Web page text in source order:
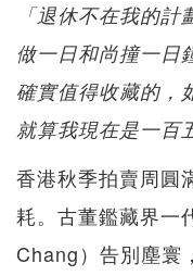
「退休不在我的
做一日和尚撞一
確實值得收藏的，
就算我現在是一百
香港秋季拍賣周圓
耗。古董鑑藏界一
Chang）告別塵寰